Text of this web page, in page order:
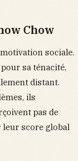
Chow
sociale.
sa ténacité,
distant.
ils
pas de
leur score global